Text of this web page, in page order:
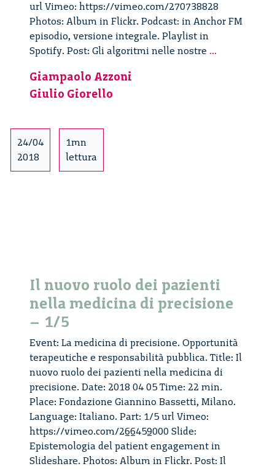
url Vimeo: https://vimeo.com/270738828
Photos: Album in Flickr. Podcast: in Anchor FM
episodio, versione integrale. Playlist in
Spotify. Post: Gli algoritmi nelle nostre ...
Giampaolo Azzoni
Giulio Giorello
24/04
2018
1mn
lettura
Il nuovo ruolo dei pazienti
nella medicina di precisione
– 1/5
Event: La medicina di precisione. Opportunità
terapeutiche e responsabilità pubblica. Title: Il
nuovo ruolo dei pazienti nella medicina di
precisione. Date: 2018 04 05 Time: 22 min.
Place: Fondazione Giannino Bassetti, Milano.
Language: Italiano. Part: 1/5 url Vimeo:
https://vimeo.com/266459000 Slide:
Epistemologia del patient engagement in
Slideshare. Photos: Album in Flickr. Post: Il